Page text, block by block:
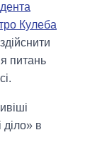
Кулеба
питань
діло» в